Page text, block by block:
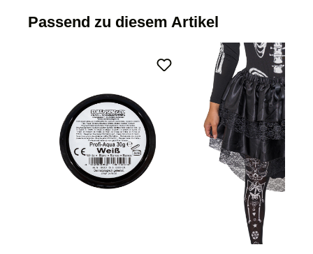
Passend zu diesem Artikel